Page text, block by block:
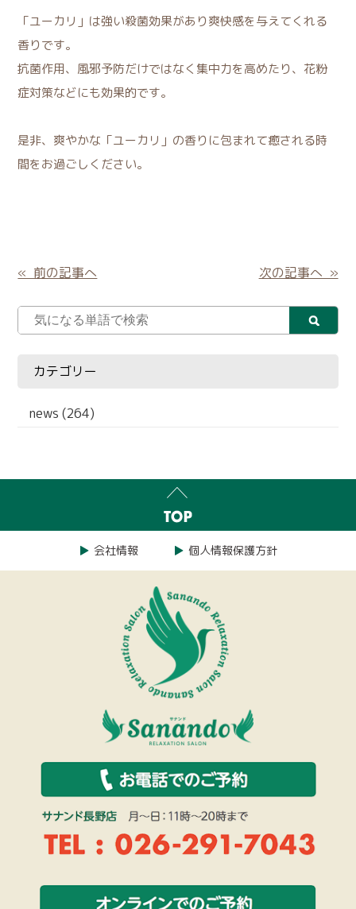
「ユーカリ」は強い殺菌効果があり爽快感を与えてくれる
香りです。
抗菌作用、風邪予防だけではなく集中力を高めたり、花粉
症対策などにも効果的です。
是非、爽やかな「ユーカリ」の香りに包まれて癒される時
間をお過ごしください。
« 前の記事へ 次の記事へ »
カテゴリー
news (264)
会社情報 個人情報保護方針